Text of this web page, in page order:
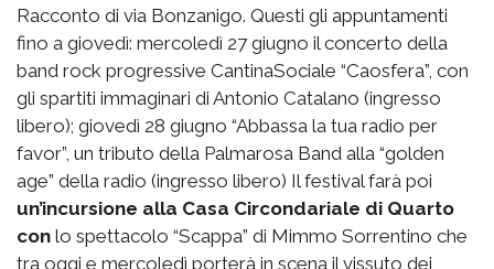
Racconto di via Bonzanigo. Questi gli appuntamenti
fino a giovedì: mercoledì 27 giugno il concerto della
band rock progressive CantinaSociale “Caosfera”, con
gli spartiti immaginari di Antonio Catalano (ingresso
libero); giovedì 28 giugno “Abbassa la tua radio per
favor”, un tributo della Palmarosa Band alla “golden
age” della radio (ingresso libero) Il festival farà poi
un’incursione alla Casa Circondariale di Quarto
con lo spettacolo “Scappa” di Mimmo Sorrentino che
tra oggi e mercoledì porterà in scena il vissuto dei